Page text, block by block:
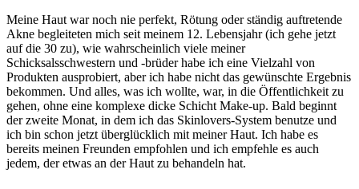
Meine Haut war noch nie perfekt, Rötung oder ständig auftretende
Akne begleiteten mich seit meinem 12. Lebensjahr (ich gehe jetzt
auf die 30 zu), wie wahrscheinlich viele meiner
Schicksalsschwestern und -brüder habe ich eine Vielzahl von
Produkten ausprobiert, aber ich habe nicht das gewünschte Ergebnis
bekommen. Und alles, was ich wollte, war, in die Öffentlichkeit zu
gehen, ohne eine komplexe dicke Schicht Make-up. Bald beginnt
der zweite Monat, in dem ich das Skinlovers-System benutze und
ich bin schon jetzt überglücklich mit meiner Haut. Ich habe es
bereits meinen Freunden empfohlen und ich empfehle es auch
jedem, der etwas an der Haut zu behandeln hat.